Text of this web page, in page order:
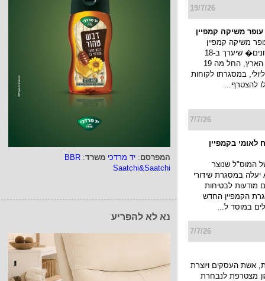
המפרסם: יד מרדכי משרד:
BBR
Saatchi&Saatchi
נא לא להפריע
19/7/26
עופר משיקה קמפיין
משיקה קמפיין
�חגיגת מועדונים� שיערך ב-18
קניונים ברחבי הארץ, החל מה 19
עד ה 22 ליולי, במסגרתו לקוחות
להצטרף...
7/7/26
לאומי בקמפיין
של המוס"ל שנוצר
בטכנולוגיית AI יעלה במסגרת שידורי
מודעות לבטיחות
הקמפיין החדש
במוסד ל...
7/7/26
אשת העסקים ויוצרת
מצטרפת לנבחרת